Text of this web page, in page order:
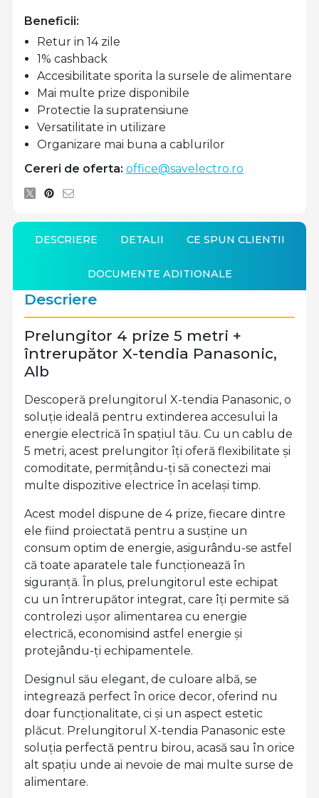
Beneficii:
Retur in 14 zile
1% cashback
Accesibilitate sporita la sursele de alimentare
Mai multe prize disponibile
Protectie la supratensiune
Versatilitate in utilizare
Organizare mai buna a cablurilor
Cereri de oferta: office@savelectro.ro
DESCRIERE DETALII CE SPUN CLIENTII
DOCUMENTE ADITIONALE
Descriere
Prelungitor 4 prize 5 metri +
întrerupător X-tendia Panasonic,
Alb
Descoperă prelungitorul X-tendia Panasonic, o
soluție ideală pentru extinderea accesului la
energie electrică în spațiul tău. Cu un cablu de
5 metri, acest prelungitor îți oferă flexibilitate și
comoditate, permițându-ți să conectezi mai
multe dispozitive electrice în același timp.
Acest model dispune de 4 prize, fiecare dintre
ele fiind proiectată pentru a susține un
consum optim de energie, asigurându-se astfel
că toate aparatele tale funcționează în
siguranță. În plus, prelungitorul este echipat
cu un întrerupător integrat, care îți permite să
controlezi ușor alimentarea cu energie
electrică, economisind astfel energie și
protejându-ți echipamentele.
Designul său elegant, de culoare albă, se
integrează perfect în orice decor, oferind nu
doar funcționalitate, ci și un aspect estetic
plăcut. Prelungitorul X-tendia Panasonic este
soluția perfectă pentru birou, acasă sau în orice
alt spațiu unde ai nevoie de mai multe surse de
alimentare.